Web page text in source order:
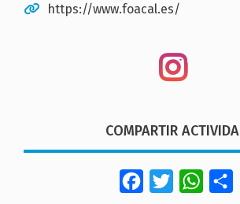
https://www.foacal.es/
COMPARTIR
FacebookTwitter